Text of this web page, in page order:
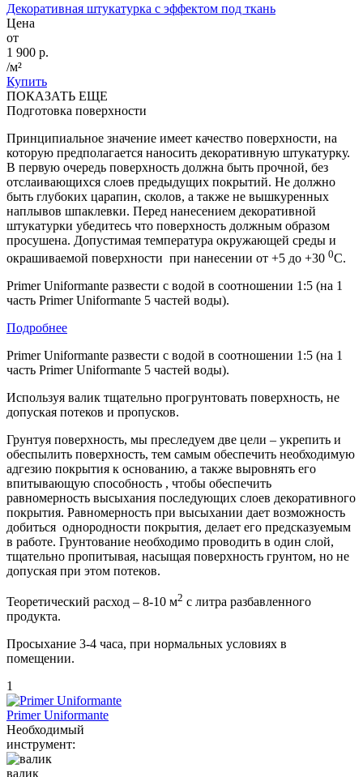
Декоративная штукатурка с эффектом под ткань
Цена
от
1 900 р.
/м²
Купить
ПОКАЗАТЬ ЕЩЕ
Подготовка поверхности
Принципиальное значение имеет качество поверхности, на
которую предполагается наносить декоративную штукатурку.
В первую очередь поверхность должна быть прочной, без
отслаивающихся слоев предыдущих покрытий. Не должно
быть глубоких царапин, сколов, а также не вышкуренных
наплывов шпаклевки. Перед нанесением декоративной
штукатурки убедитесь что поверхность должным образом
просушена. Допустимая температура окружающей среды и
окрашиваемой поверхности при нанесении от +5 до +30 0С.
Primer Uniformante развести с водой в соотношении 1:5 (на 1
часть Primer Uniformante 5 частей воды).
Подробнее
Primer Uniformante развести с водой в соотношении 1:5 (на 1
часть Primer Uniformante 5 частей воды).
Используя валик тщательно прогрунтовать поверхность, не
допуская потеков и пропусков.
Грунтуя поверхность, мы преследуем две цели – укрепить и
обеспылить поверхность, тем самым обеспечить необходимую
адгезию покрытия к основанию, а также выровнять его
впитывающую способность , чтобы обеспечить
равномерность высыхания последующих слоев декоративного
покрытия. Равномерность при высыхании дает возможность
добиться однородности покрытия, делает его предсказуемым
в работе. Грунтование необходимо проводить в один слой,
тщательно пропитывая, насыщая поверхность грунтом, но не
допуская при этом потеков.
Теоретический расход – 8-10 м2 с литра разбавленного
продукта.
Просыхание 3-4 часа, при нормальных условиях в
помещении.
1
Primer Uniformante
Необходимый
инструмент:
валик